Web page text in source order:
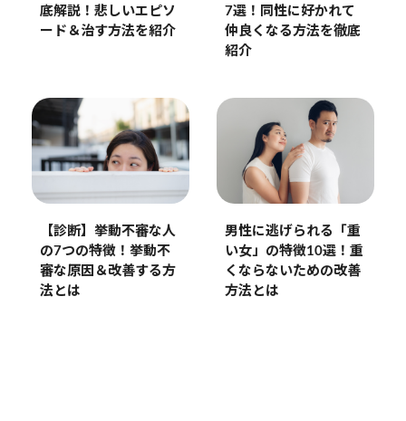
底解説！悲しいエピソ
ード＆治す方法を紹介
7選！同性に好かれて
仲良くなる方法を徹底
紹介
【診断】挙動不審な人
の7つの特徴！挙動不
審な原因＆改善する方
法とは
男性に逃げられる「重
い女」の特徴10選！重
くならないための改善
方法とは